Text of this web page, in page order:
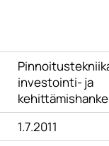
investointi- ja
kehittämishanke
1.7.2011